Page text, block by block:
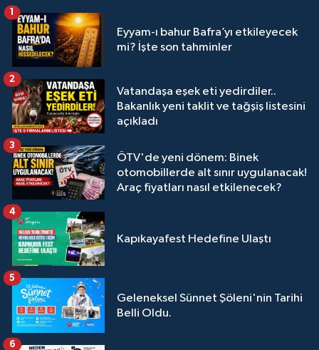
Eyyam-ı bahur Bafra’yı etkileyecek
mi? İşte son tahminler
1
Vatandaşa eşek eti yedirdiler..
Bakanlık yeni taklit ve tağşiş listesini
açıkladı
2
ÖTV'de yeni dönem: Binek
otomobillerde alt sınır uygulanacak!
Araç fiyatları nasıl etkilenecek?
3
Kapıkayafest Hedefine Ulaştı
4
Geleneksel Sünnet Şöleni'nin Tarihi
Belli Oldu.
5
6